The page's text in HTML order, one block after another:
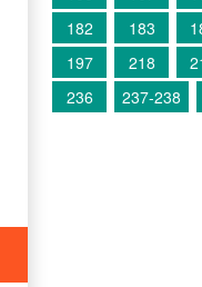
182
183
197
218
236
237-238